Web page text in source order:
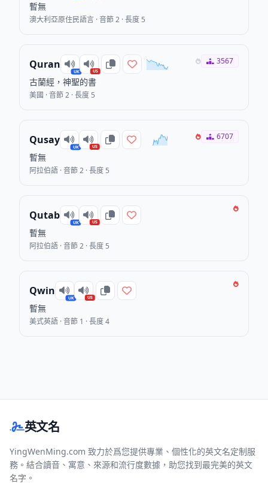
暫無
澳大利亞原住民語言 · 音節 2 · 長度 5
Quran
UK US
古蘭經，神聖的書
美國 · 音節 2 · 長度 5
3567
Qusay
UK US
暫無
阿拉伯語 · 音節 2 · 長度 5
6707
Qutab
UK US
暫無
阿拉伯語 · 音節 2 · 長度 5
Qwin
UK US
暫無
美式英語 · 音節 1 · 長度 4
英文名
YingWenMing.com 致力於爲您提供專業、個性化的英文名定制服
務。結合讀音、寓意、來源和流行度數據，助您找到最完美的英文
名字。